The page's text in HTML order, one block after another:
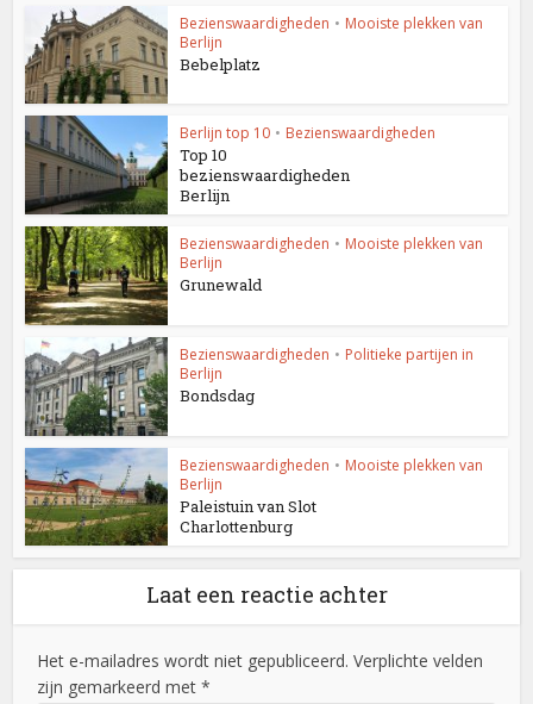
Bezienswaardigheden • Mooiste plekken van
Berlijn
Bebelplatz
Berlijn top 10 • Bezienswaardigheden
Top 10
bezienswaardigheden
Berlijn
Bezienswaardigheden • Mooiste plekken van
Berlijn
Grunewald
Bezienswaardigheden • Politieke partijen in
Berlijn
Bondsdag
Bezienswaardigheden • Mooiste plekken van
Berlijn
Paleistuin van Slot
Charlottenburg
Laat een reactie achter
Het e-mailadres wordt niet gepubliceerd. Verplichte velden
zijn gemarkeerd met *